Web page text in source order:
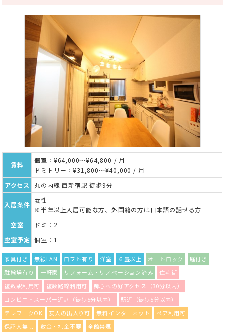
賃料
個室：¥64,000～¥64,800 / 月
ドミトリー：¥31,800～¥40,000 / 月
アクセス
丸の内線 西新宿駅 徒歩9分
入居条件
女性
※半年以上入居可能な方、外国籍の方は日本語の話せる方
空室
ドミ：2
空室予定 個室：1
家具付き 無線LAN ロフト有り 洋室 ６畳以上 オートロック
庭付き
駐輪場有り
一軒家 リフォーム・リノベーション済み
住宅街
複数駅利用可
複数路線利用可
都心への好アクセス（30分以内）
コンビニ・スーパー近い（徒歩5分以内）
駅近（徒歩5分以内）
テレワークOK
友人の出入り可 無料インターネット
ペア利用可
保証人無し
敷金・礼金不要 全館禁煙